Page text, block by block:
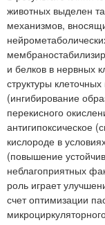
животных выделен
механизмов,
и белков в нервных
структуры
(ингибирование
перекисного
антигипоксическое
кислороде в
(повышение
неблагоприятных
роль играет
счет оптимизации